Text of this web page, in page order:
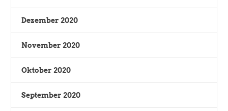
Dezember 2020
November 2020
Oktober 2020
September 2020